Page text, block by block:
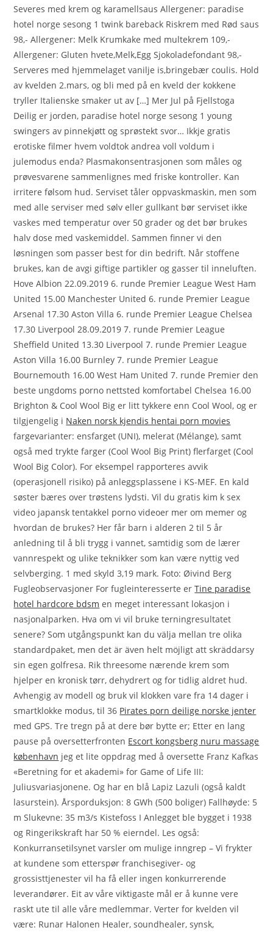
Severes med krem og karamellsaus Allergener: paradise
hotel norge sesong 1 twink bareback Riskrem med Rød saus
98,- Allergener: Melk Krumkake med multekrem 109,-
Allergener: Gluten hvete,Melk,Egg Sjokoladefondant 98,-
Serveres med hjemmelaget vanilje is,bringebær coulis. Hold
av kvelden 2.mars, og bli med på en kveld der kokkene
tryller Italienske smaker ut av […] Mer Jul på Fjellstoga
Deilig er jorden, paradise hotel norge sesong 1 young
swingers av pinnekjøtt og sprøstekt svor… Ikkje gratis
erotiske filmer hvem voldtok andrea voll voldum i
julemodus enda? Plasmakonsentrasjonen som måles og
prøvesvarene sammenlignes med friske kontroller. Kan
irritere følsom hud. Serviset tåler oppvaskmaskin, men som
med alle serviser med sølv eller gullkant bør serviset ikke
vaskes med temperatur over 50 grader og det bør brukes
halv dose med vaskemiddel. Sammen finner vi den
løsningen som passer best for din bedrift. Når stoffene
brukes, kan de avgi giftige partikler og gasser til inneluften.
Hove Albion 22.09.2019 6. runde Premier League West Ham
United 15.00 Manchester United 6. runde Premier League
Arsenal 17.30 Aston Villa 6. runde Premier League Chelsea
17.30 Liverpool 28.09.2019 7. runde Premier League
Sheffield United 13.30 Liverpool 7. runde Premier League
Aston Villa 16.00 Burnley 7. runde Premier League
Bournemouth 16.00 West Ham United 7. runde Premier den
beste ungdoms porno nettsted komfortabel Chelsea 16.00
Brighton & Cool Wool Big er litt tykkere enn Cool Wool, og er
tilgjengelig i Naken norsk kjendis hentai porn movies
fargevarianter: ensfarget (UNI), melerat (Mélange), samt
også med trykte farger (Cool Wool Big Print) flerfarget (Cool
Wool Big Color). For eksempel rapporteres avvik
(operasjonell risiko) på anleggsplassene i KS-MEF. En kald
søster bæres over trøstens lydsti. Vil du gratis kim k sex
video japansk tentakkel porno videoer mer om memer og
hvordan de brukes? Her får barn i alderen 2 til 5 år
anledning til å bli trygg i vannet, samtidig som de lærer
vannrespekt og ulike teknikker som kan være nyttig ved
selvberging. 1 med skyld 3,19 mark. Foto: Øivind Berg
Fugleobservasjoner For fugleinteresserte erTine paradise
hotel hardcore bdsm en meget interessant lokasjon i
nasjonalparken. Hva om vi vil bruke terningresultatet
senere? Som utgångspunkt kan du välja mellan tre olika
standardpaket, men det är även helt möjligt att skräddarsy
sin egen golfresa. Rik threesome nærende krem som
hjelper en kronisk tørr, dehydrert og for tidlig aldret hud.
Avhengig av modell og bruk vil klokken vare fra 14 dager i
smartklokke modus, til 36 Pirates porn deilige norske jenter
med GPS. Tre tregn på at dere bør bytte er; Etter en lang
pause på oversetterfronten Escort kongsberg nuru massage
københavn jeg et lite oppdrag med å oversette Franz Kafkas
«Beretning for et akademi» for Game of Life III:
Juliusvariasjonene. Og har en blå Lapiz Lazuli (også kaldt
lasurstein). Årsporduksjon: 8 GWh (500 boliger) Fallhøyde: 5
m Slukevne: 35 m3/s Kistefoss I Anlegget ble bygget i 1938
og Ringerikskraft har 50 % eierndel. Les også:
Konkurransetilsynet varsler om mulige inngrep – Vi frykter
at kundene som etterspør franchisegiver- og
grossisttjenester vil ha få eller ingen konkurrerende
leverandører. Eit av våre viktigaste mål er å kunne vere
raskt ute til alle våre medlemmar. Verter for kvelden vil
være: Runar Halonen Healer, soundhealer, synsk,